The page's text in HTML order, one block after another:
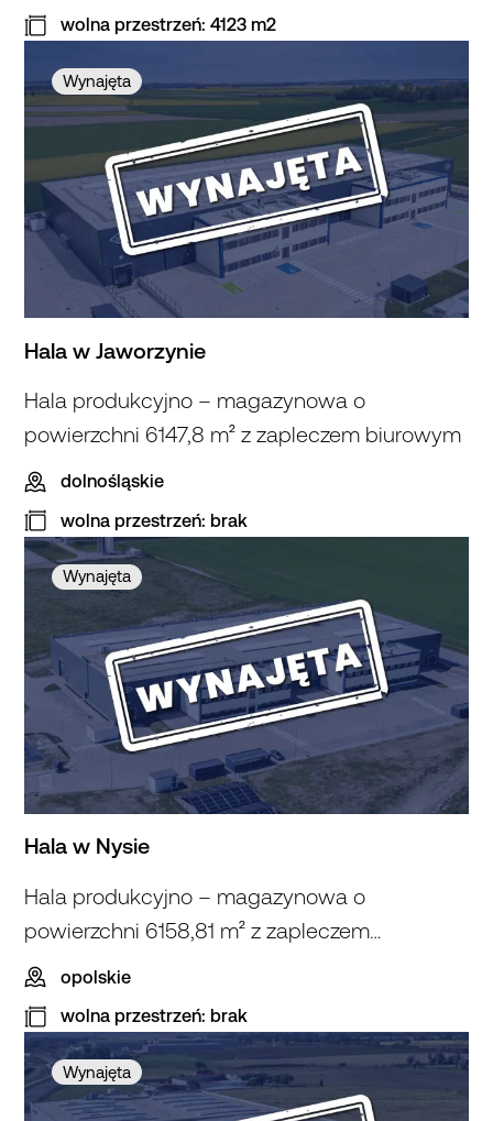
wolna przestrzeń: 4123 m2
Wynajęta
Hala w Jaworzynie
Hala produkcyjno – magazynowa o
powierzchni 6147,8 m² z zapleczem biurowym
dolnośląskie
wolna przestrzeń: brak
Wynajęta
Hala w Nysie
Hala produkcyjno – magazynowa o
powierzchni 6158,81 m² z zapleczem
biurowym
opolskie
wolna przestrzeń: brak
Wynajęta